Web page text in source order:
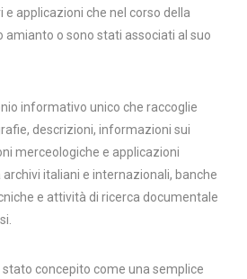
applicazioni che nel corso della
o sono stati associati al suo
informativo unico che raccoglie
descrizioni, informazioni sui
merceologiche e applicazioni
italiani e internazionali, banche
e attività di ricerca documentale
stato concepito come una semplice